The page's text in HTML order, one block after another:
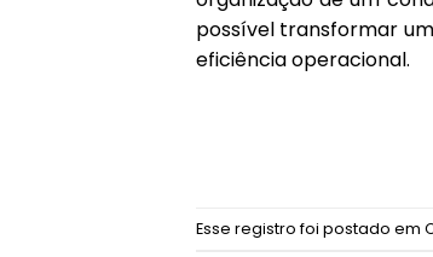
possível transformar
eficiência operacional.
Esse registro foi postado em